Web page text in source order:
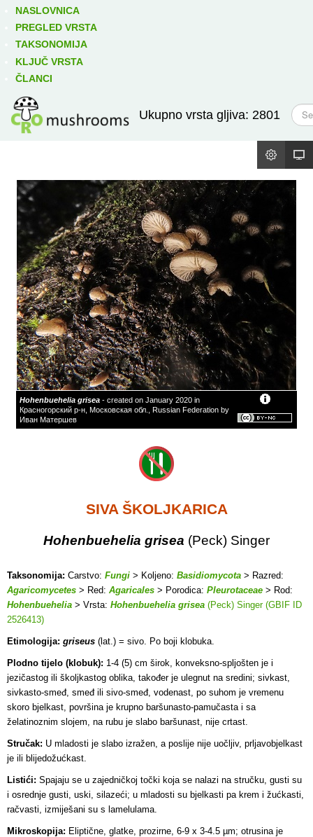
NASLOVNICA
PREGLED VRSTA
TAKSONOMIJA
KLJUČ VRSTA
ČLANCI
Ukupno vrsta gljiva: 2801
T
r
ž
Hohenbuehelia grisea - created on January 2020 in
Красногорский р-н, Московская обл., Russian Federation by
Иван Матершев
SIVA ŠKOLJKARICA
Hohenbuehelia grisea (Peck) Singer
Taksonomija: Carstvo: Fungi > Koljeno: Basidiomycota > Razred:
Agaricomycetes > Red: Agaricales > Porodica: Pleurotaceae > Rod:
Hohenbuehelia > Vrsta: Hohenbuehelia grisea (Peck) Singer (GBIF ID
2526413)
Etimologija: griseus (lat.) = sivo. Po boji klobuka.
Plodno tijelo (klobuk): 1-4 (5) cm širok, konveksno-spljošten je i
jezičastog ili školjkastog oblika, također je ulegnut na sredini; sivkast,
sivkasto-smeđ, smeđ ili sivo-smeđ, vodenast, po suhom je vremenu
skoro bjelkast, površina je krupno baršunasto-pamučasta i sa
želatinoznim slojem, na rubu je slabo baršunast, nije crtast.
Stručak: U mladosti je slabo izražen, a poslije nije uočljiv, prljavobjelkast
je ili blijedožućkast.
Listići: Spajaju se u zajedničkoj točki koja se nalazi na stručku, gusti su
i osrednje gusti, uski, silazeći; u mladosti su bjelkasti pa krem i žućkasti,
račvasti, izmiješani su s lamelulama.
Mikroskopija: Eliptične, glatke, prozirne, 6-9 x 3-4.5 µm; otrusina je
Izravno podređene niže takse: